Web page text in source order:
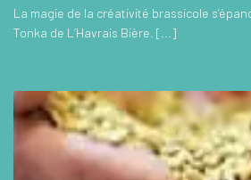
La magie de la créativité brassicole
Tonka de L’Havrais Bière. [...]